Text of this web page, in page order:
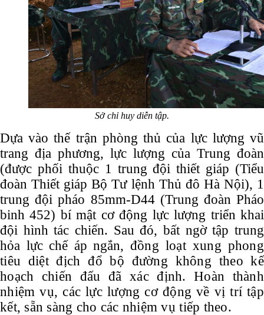
Sở chỉ huy diễn tập.
Dựa vào thế trận phòng thủ của lực lượng vũ
trang địa phương, lực lượng của Trung đoàn
(được phối thuộc 1 trung đội thiết giáp (Tiểu
đoàn Thiết giáp Bộ Tư lệnh Thủ đô Hà Nội), 1
trung đội pháo 85mm-D44 (Trung đoàn Pháo
binh 452) bí mật cơ động lực lượng triển khai
đội hình tác chiến. Sau đó, bất ngờ tập trung
hỏa lực chế áp ngắn, đồng loạt xung phong
tiêu diệt địch đổ bộ đường không theo kế
hoạch chiến đấu đã xác định. Hoàn thành
nhiệm vụ, các lực lượng cơ động về vị trí tập
kết, sẵn sàng cho các nhiệm vụ tiếp theo.